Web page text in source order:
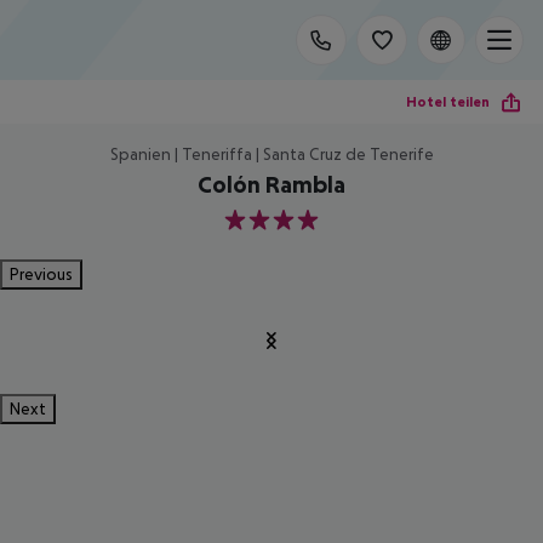
Hotel teilen
Spanien | Teneriffa | Santa Cruz de Tenerife
Colón Rambla
4
Previous
Next